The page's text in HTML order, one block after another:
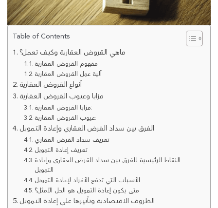
Table of Contents
ماهي القروض العقارية وكيف تعمل؟
مفهوم القروض العقارية
آلية عمل القروض العقارية
أنواع القروض العقارية
مزايا وعيوب القروض العقارية
مزايا القروض العقارية:
عيوب القروض العقارية:
الفرق بين سداد القرض العقاري وإعادة التمويل
تعريف سداد القرض العقاري
تعريف إعادة التمويل
النقاط الرئيسية للفرق بين سداد القرض العقاري وإعادة
التمويل
الأسباب التي تدفع الأفراد لإعادة التمويل
متى يكون إعادة التمويل هو الحل الأمثل؟
الظروف الاقتصادية وتأثيرها على إعادة التمويل